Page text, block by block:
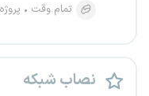
تمام وقت
نصاب شبکه